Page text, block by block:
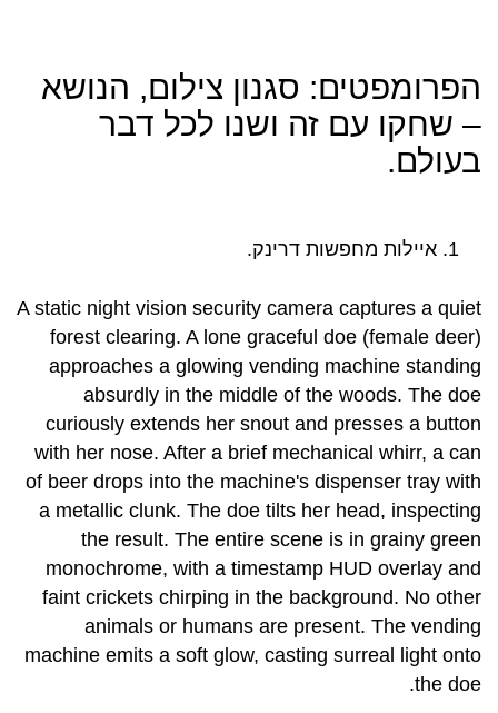
הפרומפטים: סגנון צילום, הנושא
– שחקו עם זה ושנו לכל דבר
בעולם.
איילות מחפשות דרינק.
A static night vision security camera captures a quiet
forest clearing. A lone graceful doe (female deer)
approaches a glowing vending machine standing
absurdly in the middle of the woods. The doe
curiously extends her snout and presses a button
with her nose. After a brief mechanical whirr, a can
of beer drops into the machine's dispenser tray with
a metallic clunk. The doe tilts her head, inspecting
the result. The entire scene is in grainy green
monochrome, with a timestamp HUD overlay and
faint crickets chirping in the background. No other
animals or humans are present. The vending
machine emits a soft glow, casting surreal light onto
the doe.